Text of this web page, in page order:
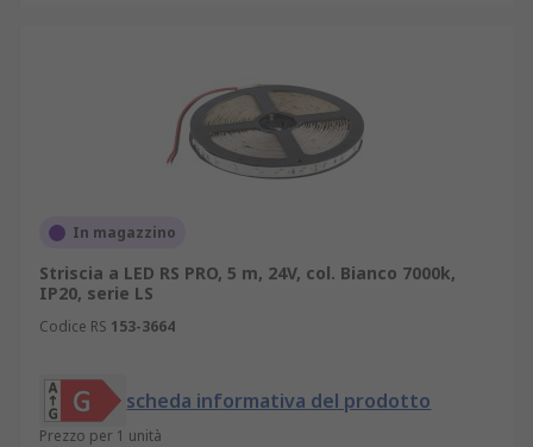
In magazzino
Striscia a LED RS PRO, 5 m, 24V, col. Bianco 7000k,
IP20, serie LS
Codice RS 153-3664
scheda informativa del prodotto
Prezzo per 1 unità